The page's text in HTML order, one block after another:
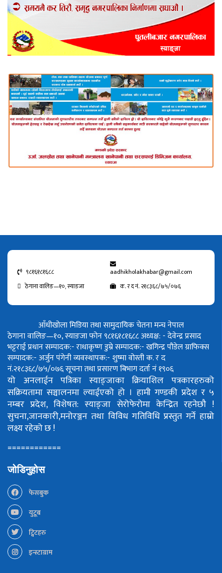
९८१६१८१६८८
aadhikholakhabar@gmail.com
ठेगाना वालिङ—१०, स्याङजा
क. र द नं. २१८३६८/७५/०७६
आँधीखोला मिडिया तथा सामुदायिक चेतना मन्च नेपाल
ठेगाना वालिङ—१०, स्याङजा फोन ९८१६१८१६८८अध्यक्ष: - देवेन्द्र प्रसाद
भट्टराईप्रधान सम्पादक:- राधाकृष्ण डुम्रेसम्पादक:- खगिन्द्र पौडेलग्राफिक्स
सम्पादक:- अर्जुन पंगेनीव्यवस्थापक:- शुष्मा वोस्तीक. र द
नं.२१८३६८/७५/०७६सूचना तथा प्रसारण बिभाग दर्ता नं १९०६
यो अनलाईन पत्रिका स्याङ्जाका क्रियाशिल पत्रकारहरुको
सक्रियतामा सञ्चालनमा ल्याईएको हो । हामी गण्डकी प्रदेश र ५
नम्बर प्रदेश, विशेषत: स्याङ्जा सेरोफेरोमा केन्द्रित रहनेछौ !
सुचना,जानकारी,मनोरञ्जन तथा विविध गतिविधि प्रस्तुत गर्ने हाम्रो
लक्ष्य रहेको छ !
============
जोडिनुहोस
फेसबुक
युटूब
ट्विटहरु
इन्स्टाग्राम